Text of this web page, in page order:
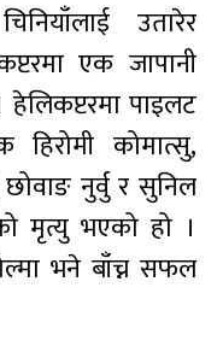
उतारेर
एक जापानी
हेलिकप्टरमा पाइलट
हिरोमी कोमात्सु,
छोवाङ नुर्वु र सुनिल
मृत्यु भएको हो ।
भने बाँच्न सफल